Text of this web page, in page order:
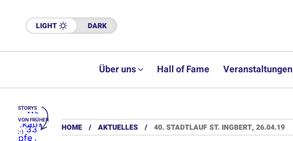
LIGHT DARK
Über uns Hall of Fame Veranstaltungen
HOME AKTUELLES 40. STADTLAUF ST. INGBERT, 26.04.19
STORYS
VON FRÜHER
;-)